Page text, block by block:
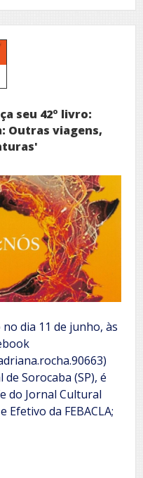
seu 42º livro:
Outras viagens,
dia 11 de junho, às
Sorocaba (SP), é
do Jornal Cultural
Efetivo da FEBACLA;